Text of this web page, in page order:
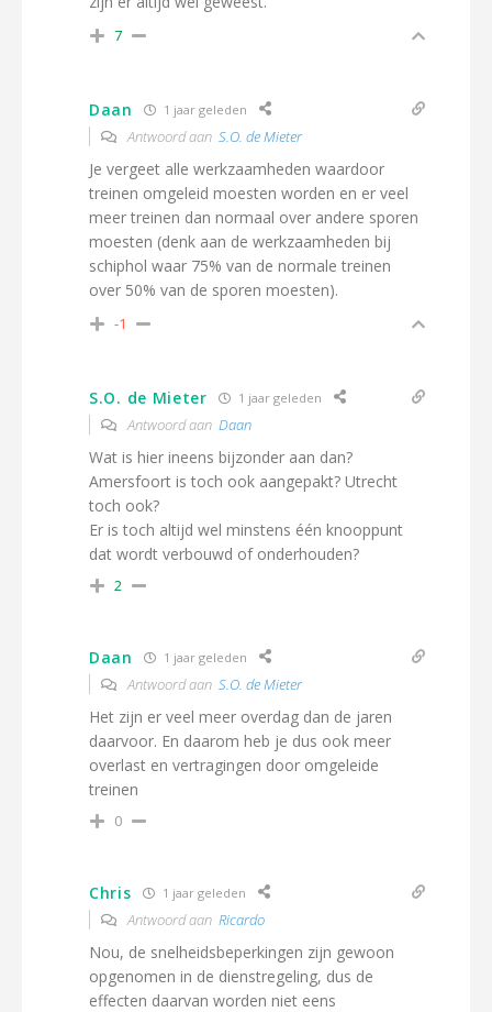
7
Daan 1 jaar geleden
Antwoord aan S.O. de Mieter
Je vergeet alle werkzaamheden waardoor
treinen omgeleid moesten worden en er veel
meer treinen dan normaal over andere sporen
moesten (denk aan de werkzaamheden bij
schiphol waar 75% van de normale treinen
over 50% van de sporen moesten).
-1
S.O. de Mieter 1 jaar geleden
Antwoord aan Daan
Wat is hier ineens bijzonder aan dan?
Amersfoort is toch ook aangepakt? Utrecht
toch ook?
Er is toch altijd wel minstens één knooppunt
dat wordt verbouwd of onderhouden?
2
Daan 1 jaar geleden
Antwoord aan S.O. de Mieter
Het zijn er veel meer overdag dan de jaren
daarvoor. En daarom heb je dus ook meer
overlast en vertragingen door omgeleide
treinen
0
Chris 1 jaar geleden
Antwoord aan Ricardo
Nou, de snelheidsbeperkingen zijn gewoon
opgenomen in de dienstregeling, dus de
effecten daarvan worden niet eens